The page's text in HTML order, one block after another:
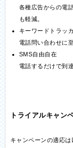
各種広告からの電
も軽減。
キーワードトラッ
電話問い合わせに
SMS自由自在
電話するだけで到
トライアルキャン
キャンペーンの適応は